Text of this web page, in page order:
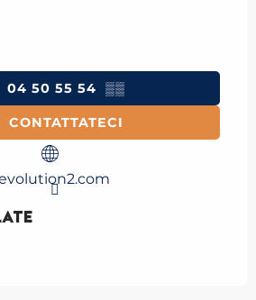
04 50 55 54 ▒▒
CONTATTATECI